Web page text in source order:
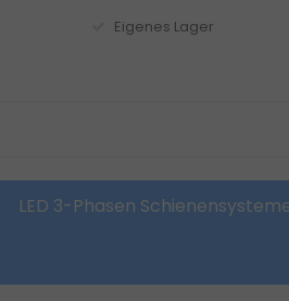
Eigenes Lager
LED 3-Phasen